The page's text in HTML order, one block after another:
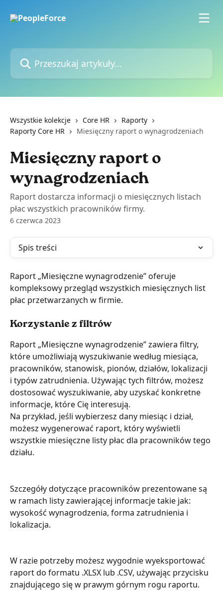
Przeszukaj artykuły...
Wszystkie kolekcje Core HR
Raporty
Raporty Core HR
Miesięczny raport o wynagrodzeniach
Miesięczny raport o
wynagrodzeniach
Raport dostarcza informacji o miesięcznych listach
płac wszystkich pracowników firmy.
6 czerwca 2023
Spis treści
Raport „Miesięczne wynagrodzenie” oferuje
kompleksowy przegląd wszystkich miesięcznych list
płac przetwarzanych w firmie.
Korzystanie z filtrów
Raport „Miesięczne wynagrodzenie” zawiera filtry,
które umożliwiają wyszukiwanie według miesiąca,
pracowników, stanowisk, pionów, działów, lokalizacji
i typów zatrudnienia. Używając tych filtrów, możesz
dostosować wyszukiwanie, aby uzyskać konkretne
informacje, które Cię interesują.
Na przykład, jeśli wybierzesz dany miesiąc i dział,
możesz wygenerować raport, który wyświetli
wszystkie miesięczne listy płac dla pracowników tego
działu.
Szczegóły dotyczące pracowników prezentowane są
w ramach listy zawierającej informacje takie jak:
wysokość wynagrodzenia, forma zatrudnienia i
lokalizacja.
W razie potrzeby możesz wygodnie wyeksportować
raport do formatu .XLSX lub .CSV, używając przycisku
znajdującego się w prawym górnym rogu raportu.